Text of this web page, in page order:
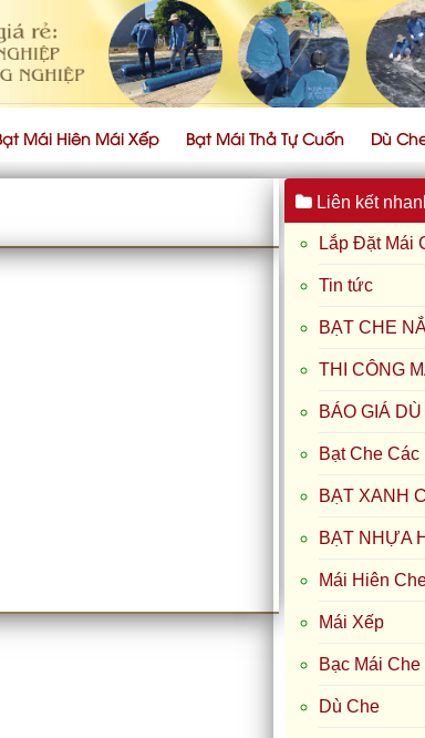
Mái Hiên Mái Xếp Bạt Mái Thả Tự Cuốn Dù
Liên kết
Lắp Đặt Mái
Tin tức
BẠT CHE
THI CÔNG
BÁO GIÁ
Bạt Che Các
BẠT XANH
BẠT NHỰA
Mái Hiên
Mái Xếp
Bạc Mái Che
Dù Che